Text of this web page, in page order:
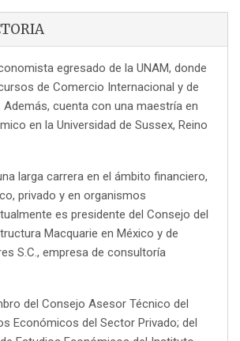
egresado de la UNAM, donde
de Comercio Internacional y de
Además, cuenta con una maestría en
en la Universidad de Sussex, Reino
larga carrera en el ámbito financiero,
privado y en organismos
es presidente del Consejo del
Macquarie en México y de
S.C., empresa de consultoría
del Consejo Asesor Técnico del
Económicos del Sector Privado; del